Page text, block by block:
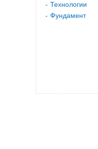
Технологии
Фундамент